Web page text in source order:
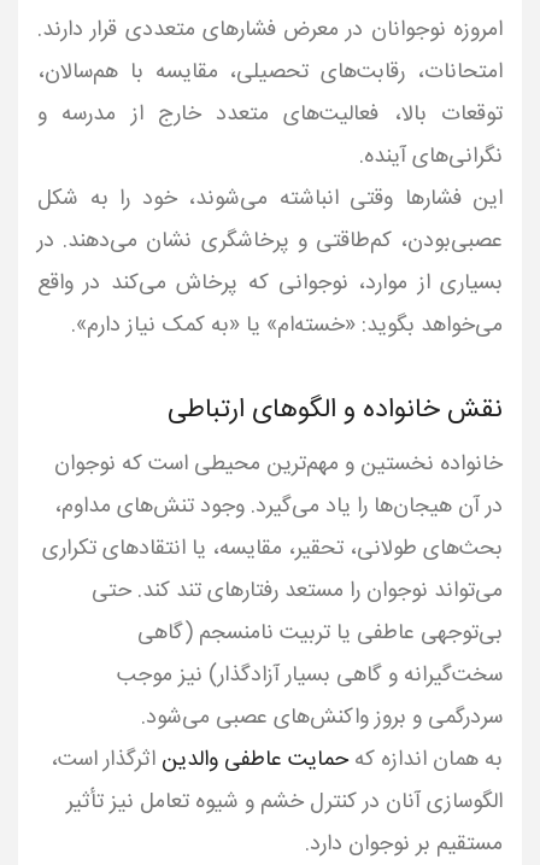
امروزه نوجوانان در معرض فشارهای متعددی قرار دارند.
امتحانات، رقابت‌های تحصیلی، مقایسه با هم‌سالان،
توقعات بالا، فعالیت‌های متعدد خارج از مدرسه و
این فشارها وقتی انباشته می‌شوند، خود را به شکل
عصبی‌بودن، کم‌طاقتی و پرخاشگری نشان می‌دهند. در
بسیاری از موارد، نوجوانی که پرخاش می‌کند در واقع
می‌خواهد بگوید: «خسته‌ام» یا «به کمک نیاز دارم».
نقش خانواده و الگوهای ارتباطی
خانواده نخستین و مهم‌ترین محیطی است که نوجوان
در آن هیجان‌ها را یاد می‌گیرد. وجود تنش‌های مداوم،
بحث‌های طولانی، تحقیر، مقایسه، یا انتقادهای تکراری
می‌تواند نوجوان را مستعد رفتارهای تند کند. حتی
بی‌توجهی عاطفی یا تربیت نامنسجم (گاهی
سخت‌گیرانه و گاهی بسیار آزادگذار) نیز موجب
به همان اندازه کهحمایت عاطفی والدین اثرگذار است،
الگوسازی آنان در کنترل خشم و شیوه تعامل نیز تأثیر
مستقیم بر نوجوان دارد.